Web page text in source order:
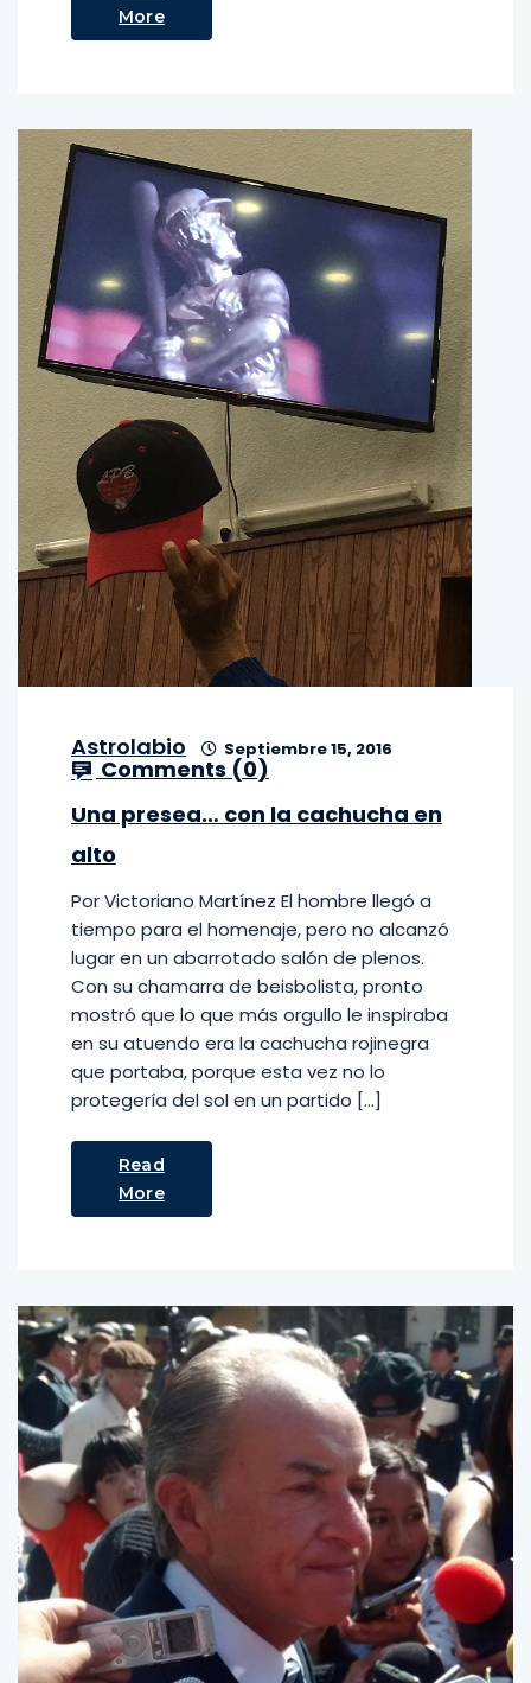
More
Astrolabio Septiembre 15, 2016
Comments (0)
Una presea… con la cachucha en
alto
Por Victoriano Martínez El hombre llegó a
tiempo para el homenaje, pero no alcanzó
lugar en un abarrotado salón de plenos.
Con su chamarra de beisbolista, pronto
mostró que lo que más orgullo le inspiraba
en su atuendo era la cachucha rojinegra
que portaba, porque esta vez no lo
protegería del sol en un partido […]
Read
More